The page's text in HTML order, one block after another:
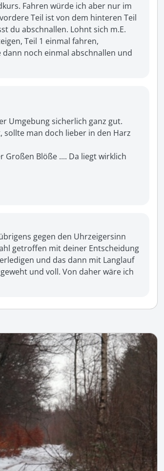
Fahren würde ich aber nur im
Teil ist von dem hinteren Teil
du abschnallen. Lohnt sich m.E.
Teil 1 einmal fahren,
noch einmal abschnallen und
Umgebung sicherlich ganz gut.
sollte man doch lieber in den Harz
Großen Blöße .... Da liegt wirklich
gegen den Uhrzeigersinn
getroffen mit deiner Entscheidung
und das dann mit Langlauf
und voll. Von daher wäre ich